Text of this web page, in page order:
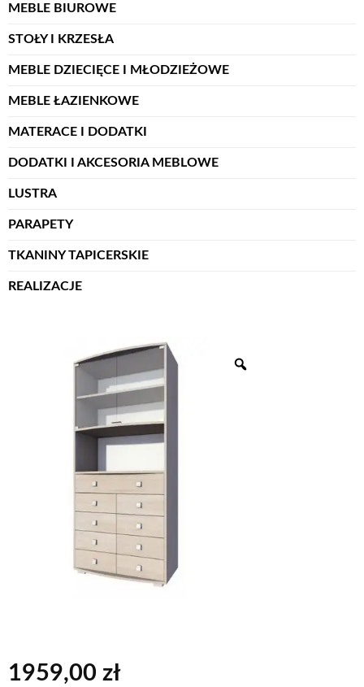
MEBLE BIUROWE
STOŁY I KRZESŁA
MEBLE DZIECIĘCE I MŁODZIEŻOWE
MEBLE ŁAZIENKOWE
MATERACE I DODATKI
DODATKI I AKCESORIA MEBLOWE
LUSTRA
PARAPETY
TKANINY TAPICERSKIE
REALIZACJE
1959,00 zł